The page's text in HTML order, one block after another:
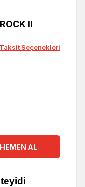
II
Taksit Seçenekleri
HEMEN AL